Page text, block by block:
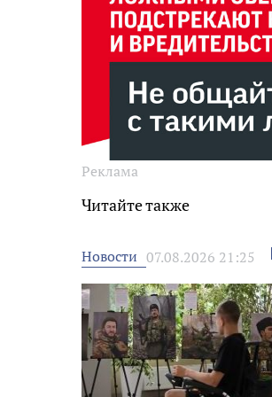
Реклама
Читайте также
Новости 07.08.2026 21:25